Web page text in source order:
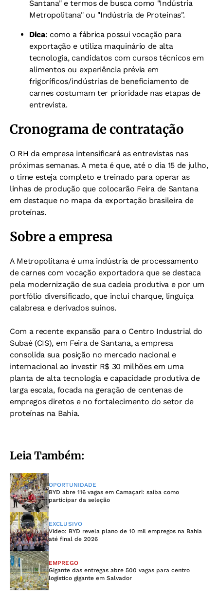
Santana" e termos de busca como "Indústria
Metropolitana" ou "Indústria de Proteínas".
Dica: como a fábrica possui vocação para
exportação e utiliza maquinário de alta
tecnologia, candidatos com cursos técnicos em
alimentos ou experiência prévia em
frigoríficos/indústrias de beneficiamento de
carnes costumam ter prioridade nas etapas de
entrevista.
Cronograma de contratação
O RH da empresa intensificará as entrevistas nas
próximas semanas. A meta é que, até o dia 15 de julho,
o time esteja completo e treinado para operar as
linhas de produção que colocarão Feira de Santana
em destaque no mapa da exportação brasileira de
proteínas.
Sobre a empresa
A Metropolitana é uma indústria de processamento
de carnes com vocação exportadora que se destaca
pela modernização de sua cadeia produtiva e por um
portfólio diversificado, que inclui charque, linguiça
calabresa e derivados suínos.
Com a recente expansão para o Centro Industrial do
Subaé (CIS), em Feira de Santana, a empresa
consolida sua posição no mercado nacional e
internacional ao investir R$ 30 milhões em uma
planta de alta tecnologia e capacidade produtiva de
larga escala, focada na geração de centenas de
empregos diretos e no fortalecimento do setor de
proteínas na Bahia.
Leia Também:
OPORTUNIDADE
BYD abre 116 vagas em Camaçari: saiba como
participar da seleção
EXCLUSIVO
Vídeo: BYD revela plano de 10 mil empregos na Bahia
até final de 2026
EMPREGO
Gigante das entregas abre 500 vagas para centro
logístico gigante em Salvador